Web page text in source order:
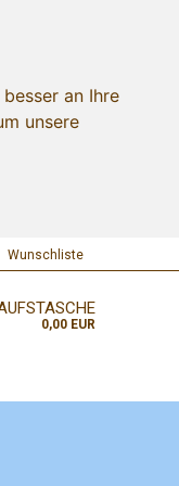
an Ihre
unsere
Wunschliste
0,00 EUR